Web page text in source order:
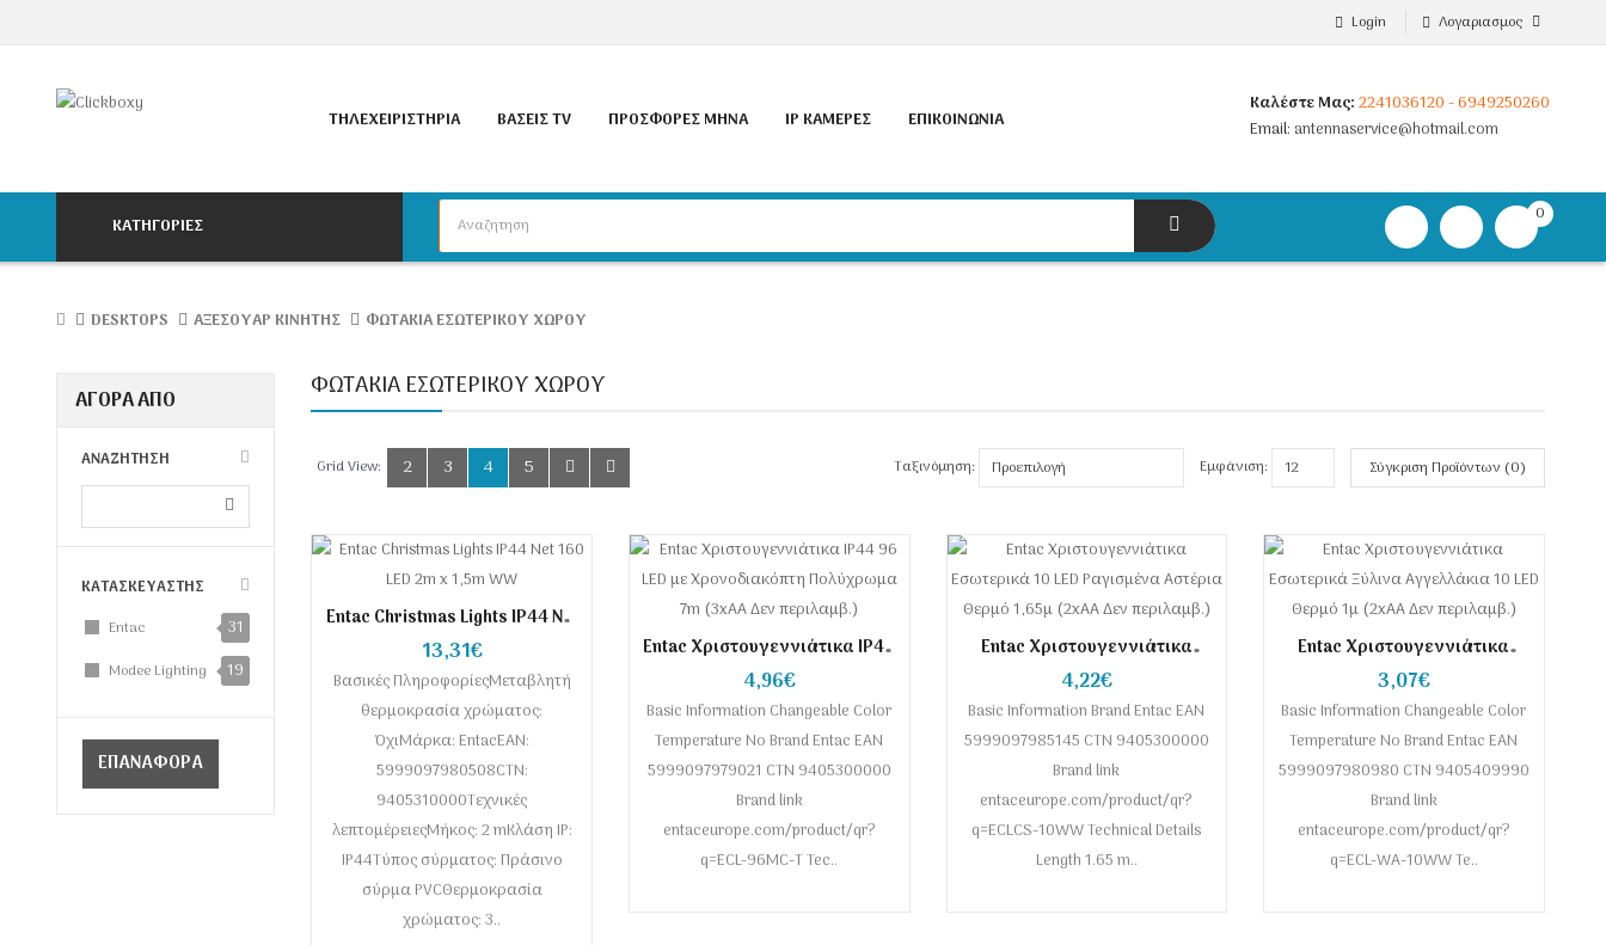
Login Λογαριασμος
ΤΗΛΕΧΕΙΡΙΣΤΉΡΙΑ ΒΆΣΕΙΣ TV ΠΡΟΣΦΟΡΈΣ ΜΉΝΑ IP ΚΑΜΕΡΕΣ ΕΠΙΚΟΙΝΩΝΊΑ
Καλέστε Μας:2241036120 - 6949250260
Email: antennaservice@hotmail.com
ΚΑΤΗΓΟΡΙΕΣ
0
item(s)
-
DESKTOPS ΑΞΕΣΟΥΆΡ ΚΙΝΗΤΉΣ ΦΩΤΆΚΙΑ ΕΣΩΤΕΡΙΚΟΎ ΧΏΡΟΥ
ΑΓΟΡΑ ΑΠΟ
ΑΝΑΖΗΤΗΣΗ
ΚΑΤΑΣΚΕΥΑΣΤΗΣ
Entac
31
Modee Lighting 19
ΕΠΑΝΑΦΟΡΑ
ΦΩΤΆΚΙΑ ΕΣΩΤΕΡΙΚΟΎ ΧΏΡΟΥ
Grid View: 2 3 4 5 Ταξινόμηση: Εμφάνιση: Σύγκριση Προϊόντων (0)
Entac Christmas Lights IP44 Net
160 LED 2m x 1,5m WW
13,31€
Βασικές ΠληροφορίεςΜεταβλητή
θερμοκρασία χρώματος:
ΌχιΜάρκα: EntacEAN:
5999097980508CTN:
9405310000Τεχνικές
λεπτομέρειεςΜήκος: 2 mΚλάση IP:
IP44Τύπος σύρματος: Πράσινο
σύρμα PVCΘερμοκρασία
χρώματος: 3..
Entac Χριστουγεννιάτικα IP44
96 LED με Χρονοδιακόπτη
Πολύχρωμα 7m (3xAA Δεν
περιλαμβ.)
4,96€
Basic Information Changeable Color
Temperature No Brand Entac EAN
5999097979021 CTN 9405300000
Brand link
entaceurope.com/product/qr?
q=ECL-96MC-T Tec..
Entac Χριστουγεννιάτικα
Εσωτερικά 10 LED Ραγισμένα
Αστέρια Θερμό 1,65μ (2xAA
Δεν περιλαμβ.)
4,22€
Basic Information Brand Entac EAN
5999097985145 CTN 9405300000
Brand link
entaceurope.com/product/qr?
q=ECLCS-10WW Technical Details
Length 1.65 m..
Entac Χριστουγεννιάτικα
Εσωτερικά Ξύλινα
Αγγελλάκια 10 LED Θερμό 1μ
(2xAA Δεν περιλαμβ.)
3,07€
Basic Information Changeable Color
Temperature No Brand Entac EAN
5999097980980 CTN 9405409990
Brand link
entaceurope.com/product/qr?
q=ECL-WA-10WW Te..